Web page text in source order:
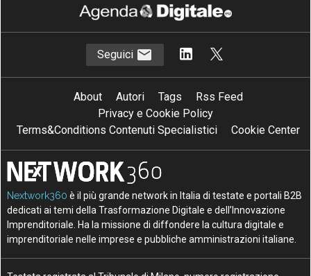
Seguici
About Autori Tags
Rss Feed
Privacy e Cookie Policy
Terms&Conditions Contenuti Specialistici
Cookie Center
Nextwork360 è il più grande network in Italia di testate e portali B2B
dedicati ai temi della Trasformazione Digitale e dell’Innovazione
Imprenditoriale. Ha la missione di diffondere la cultura digitale e
imprenditoriale nelle imprese e pubbliche amministrazioni italiane.